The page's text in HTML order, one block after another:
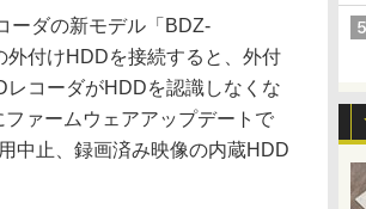
ーダの新モデル「BDZ-
付けHDDを接続すると、外付
コーダがHDDを認識しなくな
ァームウェアアップデートで
中止、録画済み映像の内蔵HDD